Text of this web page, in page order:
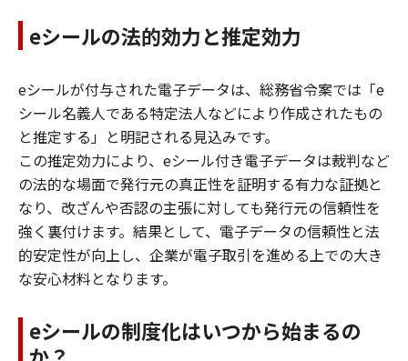
eシールの法的効力と推定効力
eシールが付与された電子データは、総務省令案では「e
シール名義人である特定法人などにより作成されたもの
と推定する」と明記される見込みです。
この推定効力により、eシール付き電子データは裁判など
の法的な場面で発行元の真正性を証明する有力な証拠と
なり、改ざんや否認の主張に対しても発行元の信頼性を
強く裏付けます。結果として、電子データの信頼性と法
的安定性が向上し、企業が電子取引を進める上での大き
な安心材料となります。
eシールの制度化はいつから始まるの